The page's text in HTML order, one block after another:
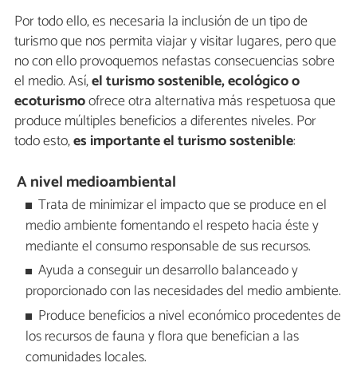
Por todo ello, es necesaria la inclusión de un tipo de
turismo que nos permita viajar y visitar lugares, pero que
no con ello provoquemos nefastas consecuencias sobre
el medio. Así,el turismo sostenible, ecológico o
ecoturismoofrece otra alternativa más respetuosa que
produce múltiples beneficios a diferentes niveles. Por
todo esto,es importante el turismo sostenible:
A nivel medioambiental
Trata de minimizar el impacto que se produce en el
medio ambiente fomentando el respeto hacia éste y
mediante el consumo responsable de sus recursos.
Ayuda a conseguir un desarrollo balanceado y
proporcionado con las necesidades del medio ambiente.
Produce beneficios a nivel económico procedentes de
los recursos de fauna y flora que benefician a las
comunidades locales.